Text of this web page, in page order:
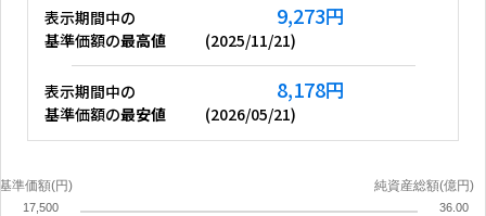
表示期間中の
基準価額の最高値
9,273円
(2025/11/21)
表示期間中の
基準価額の最安値
8,178円
(2026/05/21)
基準価額(円) 純資産総額(億円)
17,500 36.00